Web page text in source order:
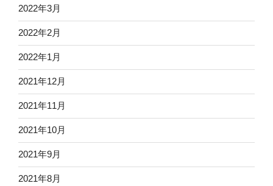
2022年3月
2022年2月
2022年1月
2021年12月
2021年11月
2021年10月
2021年9月
2021年8月